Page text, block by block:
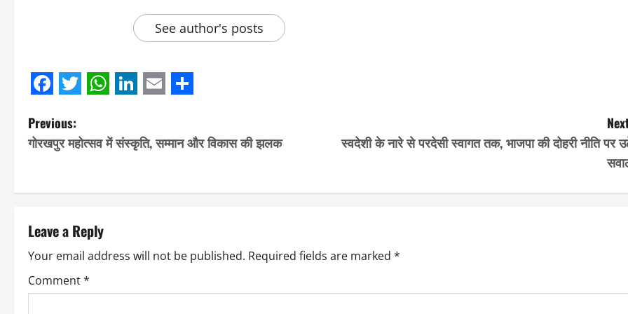
See author's posts
P
o
s
n
a
v
Previous:
गोरखपुर महोत्सव में संस्कृति, सम्मान और विकास की झलक
स्वदेशी के नारे से परदेसी स्वागत तक, भाजपा की दोहरी नीति पर
Leave a Reply
Your email address will not be published. Required fields are marked *
Comment*